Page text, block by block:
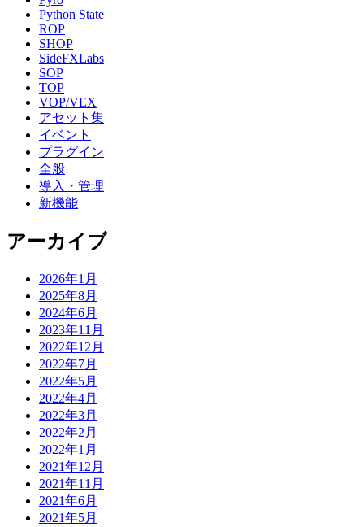
Python State
ROP
SHOP
SideFXLabs
SOP
TOP
VOP/VEX
アセット集
イベント
プラグイン
全般
導入・管理
新機能
アーカイブ
2026年1月
2025年8月
2024年6月
2023年11月
2022年12月
2022年7月
2022年5月
2022年4月
2022年3月
2022年2月
2022年1月
2021年12月
2021年11月
2021年6月
2021年5月